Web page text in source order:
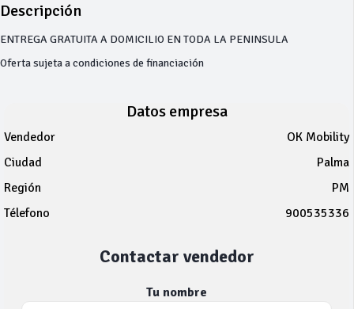
Descripción
ENTREGA GRATUITA A DOMICILIO EN TODA LA PENINSULA
Oferta sujeta a condiciones de financiación
Datos empresa
Vendedor
OK Mobility
Ciudad
Palma
Región
PM
Télefono
900535336
Contactar vendedor
Tu nombre